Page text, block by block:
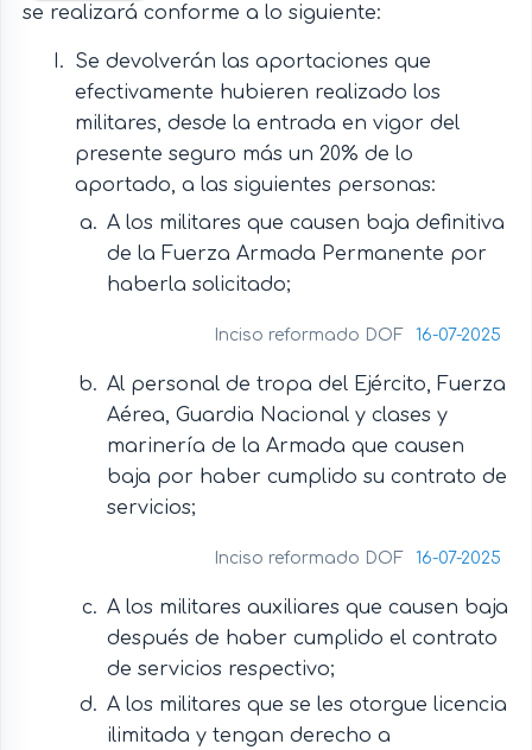
se realizará conforme a lo siguiente:
Se devolverán las aportaciones que
efectivamente hubieren realizado los
militares, desde la entrada en vigor del
presente seguro más un 20% de lo
aportado, a las siguientes personas:
A los militares que causen baja definitiva
de la Fuerza Armada Permanente por
haberla solicitado;
Inciso reformado DOF 16-07-2025
Al personal de tropa del Ejército, Fuerza
Aérea, Guardia Nacional y clases y
marinería de la Armada que causen
baja por haber cumplido su contrato de
servicios;
Inciso reformado DOF 16-07-2025
A los militares auxiliares que causen baja
después de haber cumplido el contrato
de servicios respectivo;
A los militares que se les otorgue licencia
ilimitada y tengan derecho a